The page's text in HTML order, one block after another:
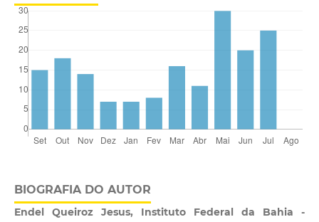
BIOGRAFIA DO AUTOR
Endel Queiroz Jesus, Instituto Federal da Bahia -